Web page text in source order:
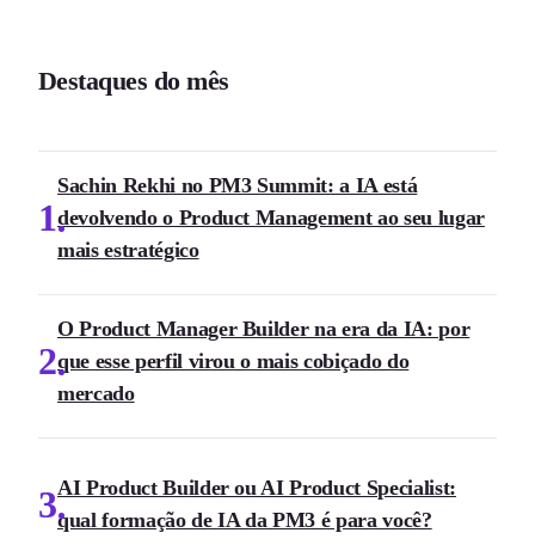
Destaques do mês
1
Sachin Rekhi no PM3 Summit: a IA está
devolvendo o Product Management ao seu lugar
mais estratégico
2
O Product Manager Builder na era da IA: por
que esse perfil virou o mais cobiçado do
mercado
3AI Product Builder ou AI Product Specialist:
qual formação de IA da PM3 é para você?